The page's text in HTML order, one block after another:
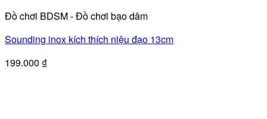
Đồ chơi BDSM - Đồ chơi bạo dâm
Sounding inox kích thích niệu đạo 13cm
199.000 ₫